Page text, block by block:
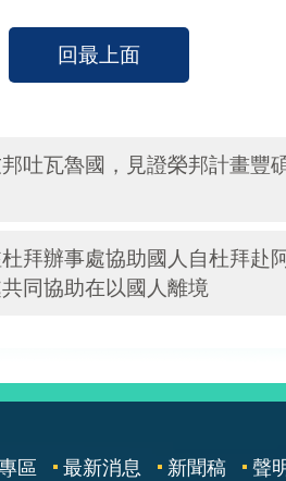
回最上面
吐瓦魯國，見證榮邦計畫豐
拜辦事處協助國人自杜拜赴
同協助在以國人離境
區 最新消息 新聞稿
聲